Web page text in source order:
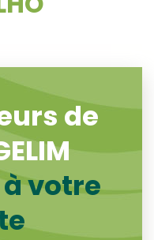
de
à votre